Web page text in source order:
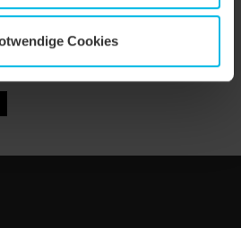
Cookies